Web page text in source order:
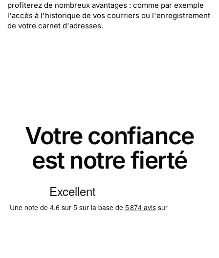
profiterez de nombreux avantages : comme par exemple
l'accès à l'historique de vos courriers ou l'enregistrement
de votre carnet d'adresses.
Votre confiance
est notre fierté